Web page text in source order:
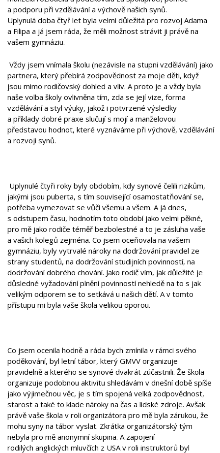
a podporu při vzdělávání a výchově našich synů.
Uplynulá doba čtyř let byla velmi důležitá pro rozvoj Adama
a Filipa a já jsem ráda, že měli možnost strávit ji právě na
vašem gymnáziu.
Vždy jsem vnímala školu (nezávisle na stupni vzdělávání) jako
partnera, který přebírá zodpovědnost za moje děti, když
jsou mimo rodičovský dohled a vliv. A proto je a vždy byla
naše volba školy ovlivněna tím, zda se její vize, forma
vzdělávání a styl výuky, jakož i potvrzené výsledky
a příklady dobré praxe slučují s mojí a manželovou
představou hodnot, které vyznáváme při výchově, vzdělávání
a rozvoji synů.
Uplynulé čtyři roky byly obdobím, kdy synové čelili rizikům,
jakými jsou puberta, s tím související osamostatňování se,
potřeba vymezovat se vůči všemu a všem. A já dnes,
s odstupem času, hodnotím toto období jako velmi pěkné,
pro mě jako rodiče téměř bezbolestné a to je zásluha vaše
a vašich kolegů zejména. Co jsem oceňovala na vašem
gymnáziu, byly vytrvalé nároky na dodržování pravidel ze
strany studentů, na dodržování studijních povinností, na
dodržování dobrého chování. Jako rodič vím, jak důležité je
důsledné vyžadování plnění povinností nehledě na to s jak
velikým odporem se to setkává u našich dětí. A v tomto
přístupu mi byla vaše škola velikou oporou.
Co jsem ocenila hodně a ráda bych zmínila v rámci svého
poděkování, byl letní tábor, který GMVV organizuje
pravidelně a kterého se synové dvakrát zúčastnili. Že škola
organizuje podobnou aktivitu shledávám v dnešní době spíše
jako výjimečnou věc, je s tím spojená velká zodpovědnost,
starost a také to klade nároky na čas a lidské zdroje. Avšak
právě vaše škola v roli organizátora pro mě byla zárukou, že
mohu syny na tábor vyslat. Zkrátka organizátorský tým
nebyla pro mě anonymní skupina. A zapojení
rodilých anglických mluvčích z USA v roli instruktorů byl